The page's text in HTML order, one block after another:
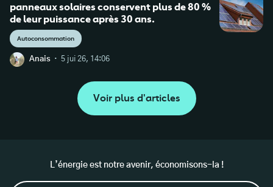
panneaux solaires conservent plus de 80 %
de leur puissance après 30 ans.
Autoconsommation
Anais · 5 jui 26, 14:06
Voir plus d'articles
L’énergie est notre avenir, économisons-la !